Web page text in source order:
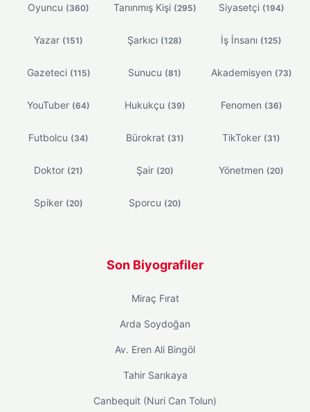
Oyuncu (360) Tanınmış Kişi (295) Siyasetçi (194)
Yazar (151) Şarkıcı (128) İş İnsanı (125)
Gazeteci (115) Sunucu (81) Akademisyen (73)
YouTuber (64) Hukukçu (39) Fenomen (36)
Futbolcu (34) Bürokrat (31) TikToker (31)
Doktor (21) Şair (20) Yönetmen (20)
Spiker (20) Sporcu (20)
Son Biyografiler
Miraç Fırat
Arda Soydoğan
Av. Eren Ali Bingöl
Tahir Sarıkaya
Canbequit (Nuri Can Tolun)